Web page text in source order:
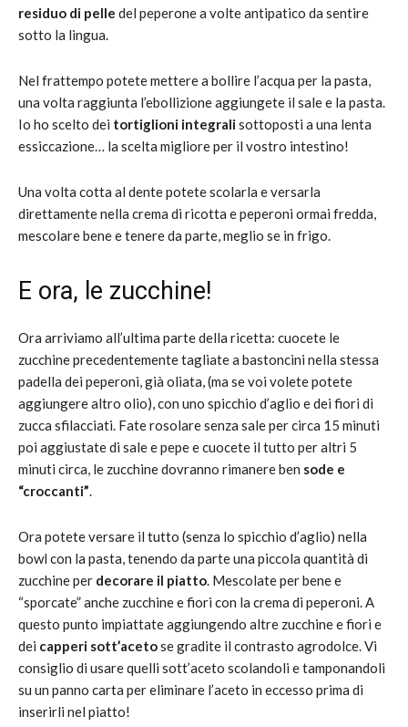
residuo di pelle del peperone a volte antipatico da sentire
sotto la lingua.
Nel frattempo potete mettere a bollire l’acqua per la pasta,
una volta raggiunta l’ebollizione aggiungete il sale e la pasta.
Io ho scelto dei tortiglioni integralisottoposti a una lenta
essiccazione… la scelta migliore per il vostro intestino!
Una volta cotta al dente potete scolarla e versarla
direttamente nella crema di ricotta e peperoni ormai fredda,
mescolare bene e tenere da parte, meglio se in frigo.
E ora, le zucchine!
Ora arriviamo all’ultima parte della ricetta: cuocete le
zucchine precedentemente tagliate a bastoncini nella stessa
padella dei peperoni, già oliata, (ma se voi volete potete
aggiungere altro olio), con uno spicchio d’aglio e dei fiori di
zucca sfilacciati. Fate rosolare senza sale per circa 15 minuti
poi aggiustate di sale e pepe e cuocete il tutto per altri 5
minuti circa, le zucchine dovranno rimanere ben sode e
“croccanti”.
Ora potete versare il tutto (senza lo spicchio d’aglio) nella
bowl con la pasta, tenendo da parte una piccola quantità di
zucchine per decorare il piatto. Mescolate per bene e
“sporcate” anche zucchine e fiori con la crema di peperoni. A
questo punto impiattate aggiungendo altre zucchine e fiori e
dei capperi sott’acetose gradite il contrasto agrodolce. Vi
consiglio di usare quelli sott’aceto scolandoli e tamponandoli
su un panno carta per eliminare l’aceto in eccesso prima di
inserirli nel piatto!